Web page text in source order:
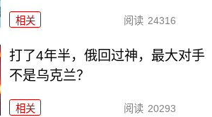
相关 阅读 24316
打了4年半，俄回过神，最大对手
不是乌克兰？
相关 阅读 20293